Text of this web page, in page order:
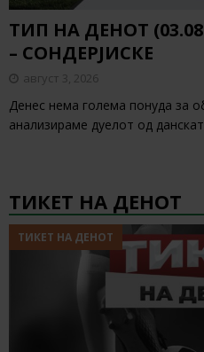
ТИП НА ДЕНОТ
– СОНДЕРЈИСКЕ
август 3, 2026
Денес нема голема понуда за
анализираме дуелот од
ТИКЕТ НА ДЕНОТ
ТИКЕТ НА ДЕНОТ